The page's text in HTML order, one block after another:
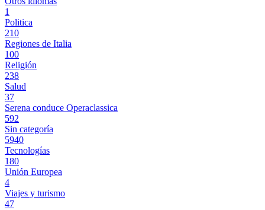
1
Politica
210
Regiones de Italia
100
Religión
238
Salud
37
Serena conduce Operaclassica
592
Sin categoría
5940
Tecnologías
180
Unión Europea
4
Viajes y turismo
47